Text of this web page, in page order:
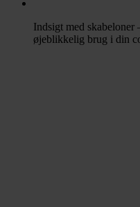
Indsigt med
øjeblikkelig brug i din